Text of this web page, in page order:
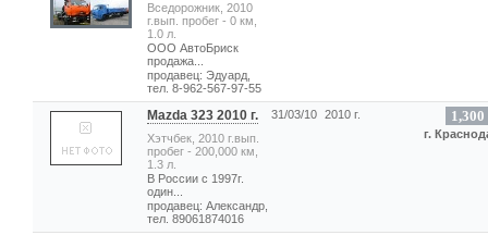
Вседорожник, 2010
г.вып. пробег - 0 км,
1.0 л.
ООО АвтоБриск
продажа...
продавец: Эдуард,
тел. 8-962-567-97-55
Mazda 323 2010 г.
Хэтчбек, 2010 г.вып.
пробег - 200,000 км,
1.3 л.
В России с 1997г.
один...
продавец: Александр,
тел. 89061874016
31/03/10 2010 г. 1,300
г.